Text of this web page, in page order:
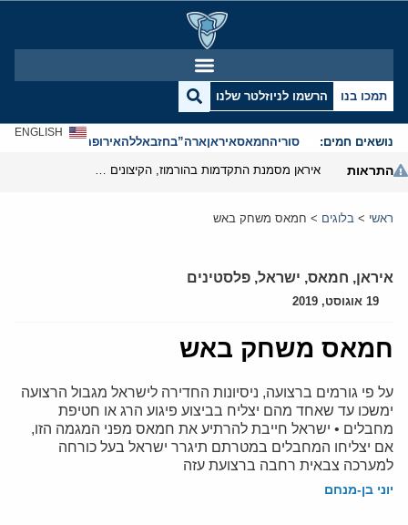
תמכו בנו הרשמו לניוזלטר שלנו
נושאים חמים: סוריהחמאסאיראןארה”בחזבאללהאירופהאנטישמיות
ENGLISH
התראות
ראשי > בלוגים > חמאס משחק באש
איראן, חמאס, ישראל, פלסטינים
19 אוגוסט, 2019
חמאס משחק באש
על פי גורמים ברצועה, ניסיונות החדירה לישראל מגבול הרצועה
ימשכו עד שאחד מהם יצליח בביצוע פיגוע הרג או חטיפת
מחבלים • ישראל חייבת להרתיע את חמאס מפני המגמה הזו,
אם יצליחו המחבלים במטרתם תיגרר ישראל בעל כורחה
למערכה צבאית רחבה ברצועת עזה
יוני בן-מנחם